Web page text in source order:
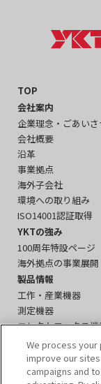
TOP
会社案内
企業理念・ごあいさ
会社概要
沿革
事業拠点
海外子会社
環境への取り組み
ISO14001認証取得
YKTの強み
100周年特設ページ
海外拠点の事業展開
製品情報
工作・産業機器
測定機器
エレクトロニクス
周辺機器・その他
イベント
YKTかわら版
We process
improve our
campaigns and